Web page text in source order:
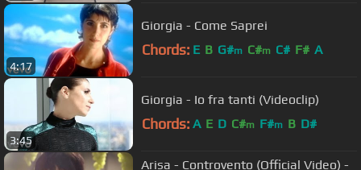
4:17
Giorgia - Come Saprei
Chords: E B G#m C#m C# F# A
3:45
Giorgia - Io fra tanti (Videoclip)
Chords: A E D C#m F#m B D#
Arisa - Controvento (Official Video) -